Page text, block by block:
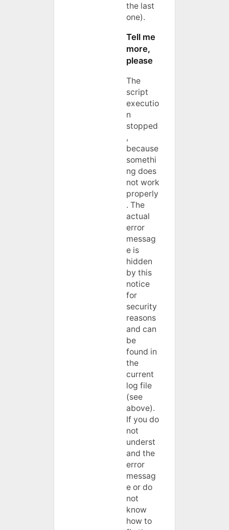
the last
one).
Tell me
more,
please
The
script
executio
n
stopped
,
because
somethi
ng does
not work
properly
. The
actual
error
messag
e is
hidden
by this
notice
for
security
reasons
and can
be
found in
the
current
log file
(see
above).
If you do
not
underst
and the
error
messag
e or do
not
know
how to